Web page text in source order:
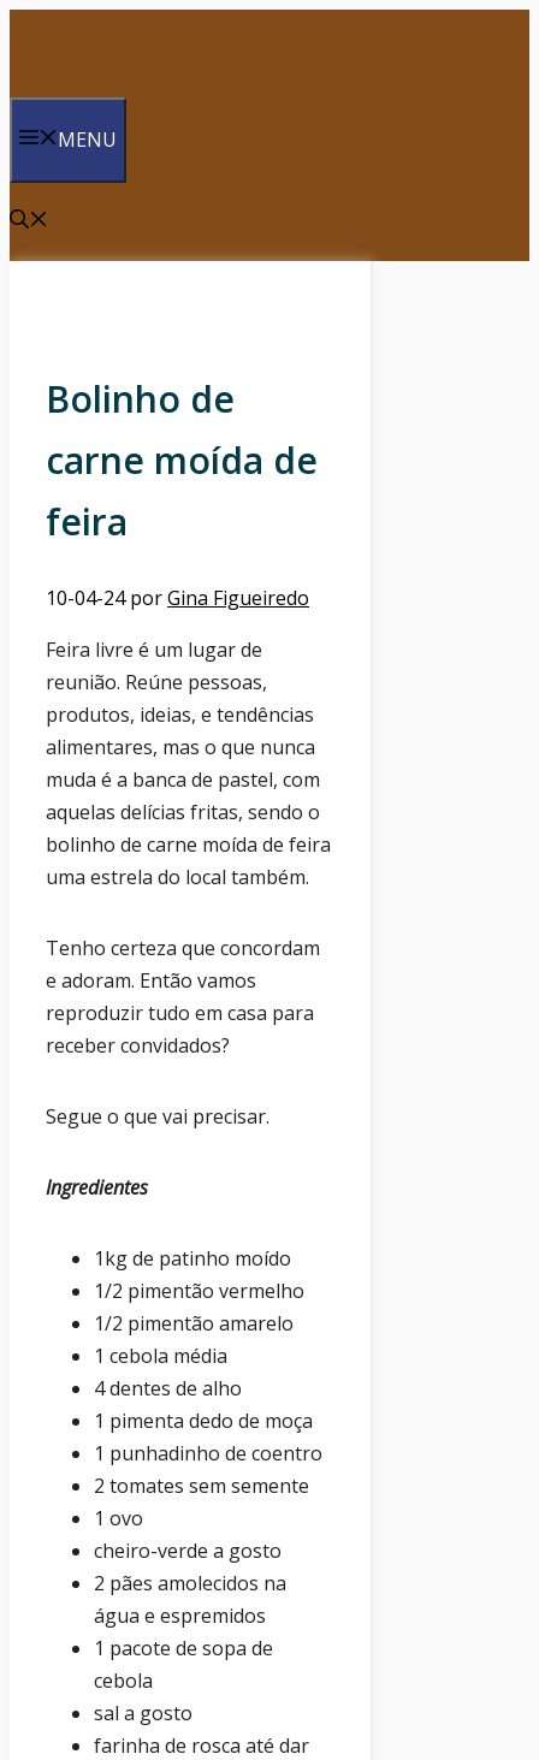
MENU
Bolinho de
carne moída de
feira
10-04-24 porGina Figueiredo
Feira livre é um lugar de
reunião. Reúne pessoas,
produtos, ideias, e tendências
alimentares, mas o que nunca
muda é a banca de pastel, com
aquelas delícias fritas, sendo o
bolinho de carne moída de feira
uma estrela do local também.
Tenho certeza que concordam
e adoram. Então vamos
reproduzir tudo em casa para
receber convidados?
Segue o que vai precisar.
Ingredientes
1kg de patinho moído
1/2 pimentão vermelho
1/2 pimentão amarelo
1 cebola média
4 dentes de alho
1 pimenta dedo de moça
1 punhadinho de coentro
2 tomates sem semente
1 ovo
cheiro-verde a gosto
2 pães amolecidos na
água e espremidos
1 pacote de sopa de
cebola
sal a gosto
farinha de rosca até dar